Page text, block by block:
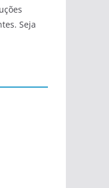
Seja